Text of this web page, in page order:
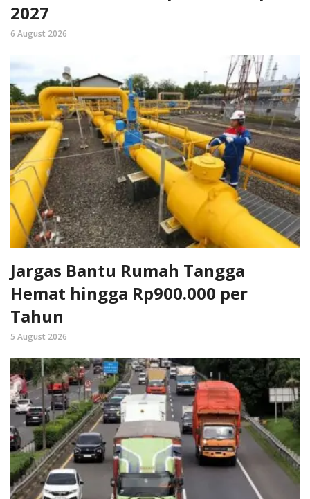
2027
6 August 2026
Jargas Bantu Rumah Tangga
Hemat hingga Rp900.000 per
Tahun
5 August 2026